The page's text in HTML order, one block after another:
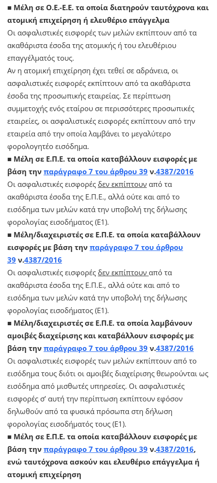
■ Μέλη σε Ο.Ε.-Ε.Ε. τα οποία διατηρούν ταυτόχρονα και
ατομική επιχείρηση ή ελευθέριο επάγγελμα
Οι ασφαλιστικές εισφορές των μελών εκπίπτουν από τα
ακαθάριστα έσοδα της ατομικής ή του ελευθέριου
επαγγέλματός τους.
Αν η ατομική επιχείρηση έχει τεθεί σε αδράνεια, οι
ασφαλιστικές εισφορές εκπίπτουν από τα ακαθάριστα
έσοδα της προσωπικής εταιρείας. Σε περίπτωση
συμμετοχής ενός εταίρου σε περισσότερες προσωπικές
εταιρείες, οι ασφαλιστικές εισφορές εκπίπτουν από την
εταιρεία από την οποία λαμβάνει το μεγαλύτερο
φορολογητέο εισόδημα.
■ Μέλη σε Ε.Π.Ε. τα οποία καταβάλλουν εισφορές με
βάση την παράγραφο 7 του άρθρου 39 ν.4387/2016
Οι ασφαλιστικές εισφορές δεν εκπίπτουν από τα
ακαθάριστα έσοδα της Ε.Π.Ε., αλλά ούτε και από το
εισόδημα των μελών κατά την υποβολή της δήλωσης
φορολογίας εισοδήματος (Ε1).
■ Μέλη/διαχειριστές σε Ε.Π.Ε. τα οποία καταβάλλουν
εισφορές με βάση την παράγραφο 7 του άρθρου
39 ν.4387/2016
Οι ασφαλιστικές εισφορές δεν εκπίπτουν από τα
ακαθάριστα έσοδα της Ε.Π.Ε., αλλά ούτε και από το
εισόδημα των μελών κατά την υποβολή της δήλωσης
φορολογίας εισοδήματος (Ε1).
■ Μέλη/διαχειριστές σε Ε.Π.Ε. τα οποία λαμβάνουν
αμοιβές διαχείρισης και καταβάλλουν εισφορές με
βάση την παράγραφο 7 του άρθρου 39 ν.4387/2016
Οι ασφαλιστικές εισφορές των μελών εκπίπτουν από το
εισόδημα τους διότι οι αμοιβές διαχείρισης θεωρούνται ως
εισόδημα από μισθωτές υπηρεσίες. Οι ασφαλιστικές
εισφορές σ’ αυτή την περίπτωση εκπίπτουν εφόσον
δηλωθούν από τα φυσικά πρόσωπα στη δήλωση
φορολογίας εισοδήματός τους (Ε1).
■ Μέλη σε Ε.Π.Ε. τα οποία καταβάλλουν εισφορές με
βάση την παράγραφο 7 του άρθρου 39 ν.4387/2016,
ενώ ταυτόχρονα ασκούν και ελευθέριο επάγγελμα ή
ατομική επιχείρηση